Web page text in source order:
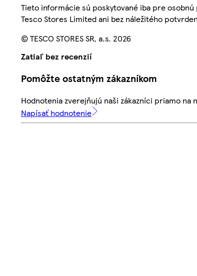
Tieto informácie sú poskytované iba pre
Tesco Stores Limited ani bez náležitého
© TESCO STORES SR, a.s. 2026
Zatiaľ bez recenzií
Pomôžte ostatným zákazníkom
Hodnotenia zverejňujú naši zákazníci priamo
Napísať hodnotenie